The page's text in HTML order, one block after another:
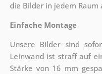
die Bilder in jedem Raum
Einfache Montage
Unsere Bilder sind
Leinwand ist straff auf
Stärke von 16 mm